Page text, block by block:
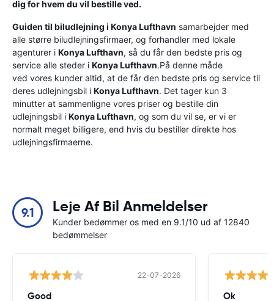
dig for hvem du vil bestille ved.
Guiden til biludlejning i Konya Lufthavn samarbejder med
alle større biludlejningsfirmaer, og forhandler med lokale
agenturer i Konya Lufthavn, så du får den bedste pris og
service alle steder i Konya Lufthavn.På denne måde
ved vores kunder altid, at de får den bedste pris og service til
deres udlejningsbil i Konya Lufthavn. Det tager kun 3
minutter at sammenligne vores priser og bestille din
udlejningsbil i Konya Lufthavn, og som du vil se, er vi er
normalt meget billigere, end hvis du bestiller direkte hos
udlejningsfirmaerne.
9.1 Leje Af Bil Anmeldelser
Kunder bedømmer os med en 9.1/10 ud af 12840
bedømmelser
22-07-2026
Good Ok